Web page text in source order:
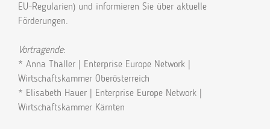
EU-Regularien) und informieren Sie über aktuelle
Förderungen.
Vortragende:
* Anna Thaller | Enterprise Europe Network |
Wirtschaftskammer Oberösterreich
* Elisabeth Hauer | Enterprise Europe Network |
Wirtschaftskammer Kärnten